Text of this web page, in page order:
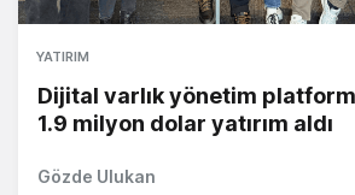
YATIRIM
Dijital varlık yönetim
1.9 milyon dolar yatırım aldı
Gözde Ulukan